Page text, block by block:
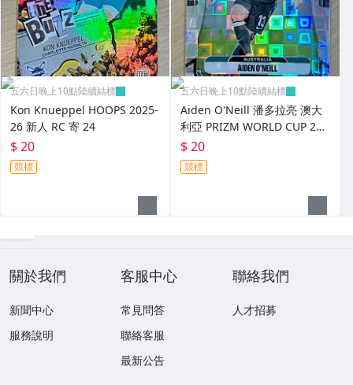
五六日晚上10點陸續結標
Kon Knueppel HOOPS 2025-
26 新人 RC 寄 24
$ 20
競標
五六日晚上10點陸續結標
Aiden O'Neill 潘多拉亮 澳大
利亞 PRIZM WORLD CUP 202
6 世界杯 新人 RC 寄 25
$ 20
競標
關於我們
新聞中心
服務說明
客服中心
常見問答
聯絡客服
最新公告
聯絡我們
人才招募